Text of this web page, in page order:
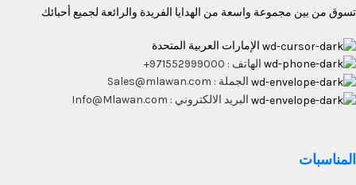
تسوق من بين مجموعة واسعة من الهدايا الفريدة والرائعة لجميع أحبائك
الإمارات العربية المتحدة
الهاتف : 971552999000+
الجملة : Sales@mlawan.com
البريد الالكتروني : Info@Mlawan.com
المناسبات